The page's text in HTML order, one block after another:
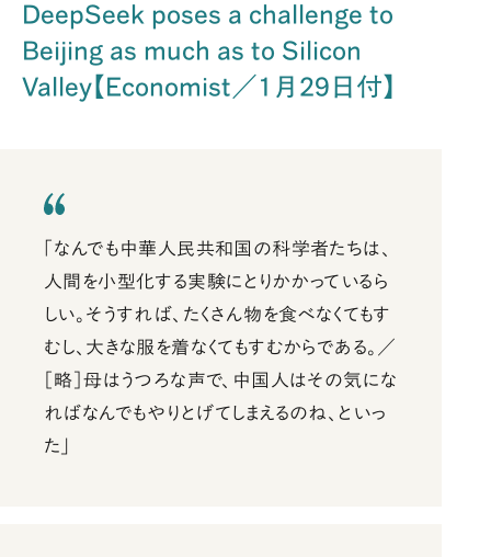
DeepSeek poses a challenge to
Beijing as much as to Silicon
Valley【Economist／1月29日付】
「なんでも中華人民共和国の科学者たちは、
人間を小型化する実験にとりかかっているら
しい。そうすれば、たくさん物を食べなくてもす
むし、大きな服を着なくてもすむからである。／
［略］母はうつろな声で、中国人はその気にな
ればなんでもやりとげてしまえるのね、といっ
た」